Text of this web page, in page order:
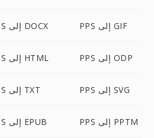
PPS إلى DOCX PPS إلى GIF
PPS إلى HTML PPS إلى ODP
PPS إلى TXT PPS إلى SVG
PPS إلى EPUB PPS إلى PPTM